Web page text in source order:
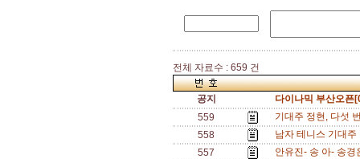
전체 자료수 : 659 건
공지
다이나믹 부산오픈
559
기대주 정현, 다섯
558
남자 테니스 기대
557
안유진- 송 아- 송